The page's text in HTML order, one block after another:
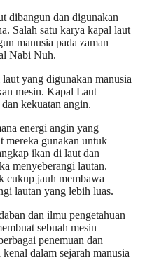
dibangun dan digunakan
Salah satu karya kapal laut
manusia pada zaman
Nabi Nuh.
yang digunakan manusia
mesin. Kapal Laut
kekuatan angin.
energi angin yang
mereka gunakan untuk
ikan di laut dan
menyeberangi lautan.
cukup jauh membawa
lautan yang lebih luas.
dan ilmu pengetahuan
sebuah mesin
penemuan dan
dalam sejarah manusia